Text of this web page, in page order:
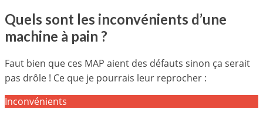
Quels sont les inconvénients d’une
machine à pain ?
Faut bien que ces MAP aient des défauts sinon ça serait
pas drôle ! Ce que je pourrais leur reprocher :
Inconvénients